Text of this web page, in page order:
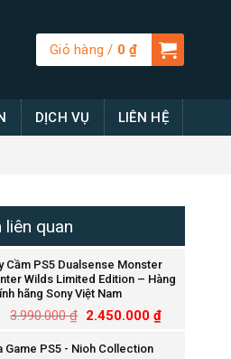
Giỏ hàng / 0₫
DỊCH VỤ LIÊN HỆ
liên quan
Cầm PS5 Dualsense Monster
Wilds Limited Edition – Hàng
hãng Sony Việt Nam
3.990.000₫ 2.450.000 ₫
Game PS5 - Nioh Collection